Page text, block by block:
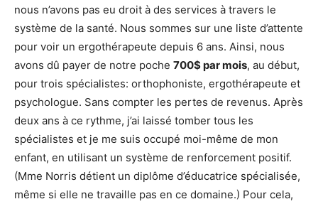
nous n’avons pas eu droit à des services à travers le
système de la santé. Nous sommes sur une liste d’attente
pour voir un ergothérapeute depuis 6 ans. Ainsi, nous
avons dû payer de notre poche 700$ par mois, au début,
pour trois spécialistes: orthophoniste, ergothérapeute et
psychologue. Sans compter les pertes de revenus. Après
deux ans à ce rythme, j’ai laissé tomber tous les
spécialistes et je me suis occupé moi-même de mon
enfant, en utilisant un système de renforcement positif.
(Mme Norris détient un diplôme d’éducatrice spécialisée,
même si elle ne travaille pas en ce domaine.) Pour cela,